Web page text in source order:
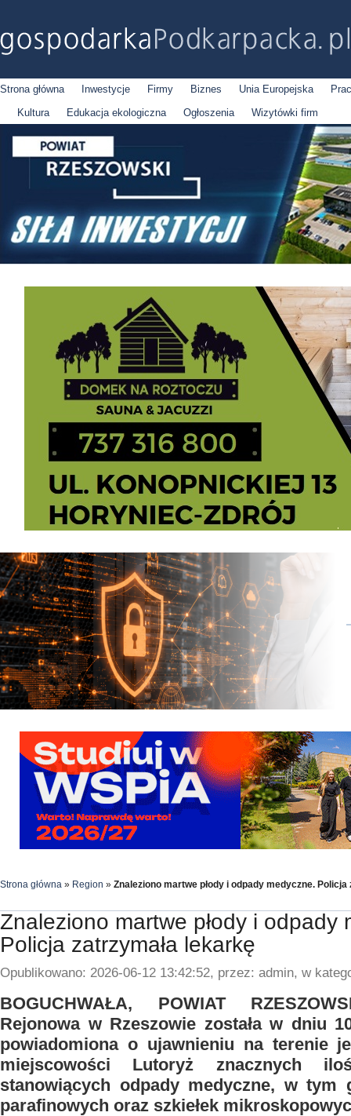
Strona główna Inwestycje Firmy Biznes Unia Europejska
Kultura
Edukacja ekologiczna Ogłoszenia Wizytówki firm
Strona główna » Region » Znaleziono martwe płody i odpady medyczne. Policja
Znaleziono martwe płody i odpady
Policja zatrzymała lekarkę
Opublikowano: 2026-06-12 13:42:52, przez: admin, w
BOGUCHWAŁA, POWIAT
Rejonowa w Rzeszowie została w dniu
powiadomiona o ujawnieniu na terenie
miejscowości Lutoryż znacznych
stanowiących odpady medyczne, w tym
parafinowych oraz szkiełek